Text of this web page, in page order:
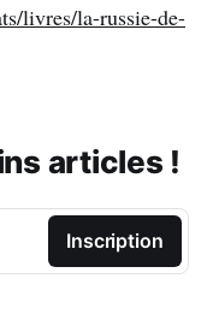
livres/la-russie-de-
articles !
Inscription